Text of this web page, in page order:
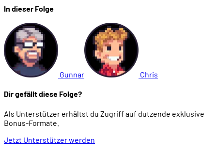
01:10:49 Die Geschichte von Wisdom Tree
01:14:16 Bible Adventures
In dieser Folge
Gunnar Chris
Dir gefällt diese Folge?
Als Unterstützer erhältst du Zugriff auf dutzende exklusive
Bonus-Formate.
Jetzt Unterstützer werden